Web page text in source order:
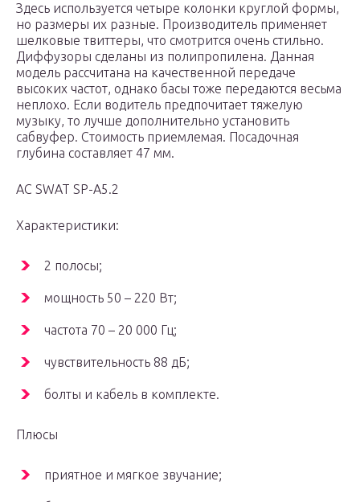
Здесь используется четыре колонки круглой формы,
но размеры их разные. Производитель применяет
шелковые твиттеры, что смотрится очень стильно.
Диффузоры сделаны из полипропилена. Данная
модель рассчитана на качественной передаче
высоких частот, однако басы тоже передаются весьма
неплохо. Если водитель предпочитает тяжелую
музыку, то лучше дополнительно установить
сабвуфер. Стоимость приемлемая. Посадочная
глубина составляет 47 мм.
АС SWAT SP-A5.2
Характеристики:
2 полосы;
мощность 50 – 220 Вт;
частота 70 – 20 000 Гц;
чувствительность 88 дБ;
болты и кабель в комплекте.
Плюсы
приятное и мягкое звучание;